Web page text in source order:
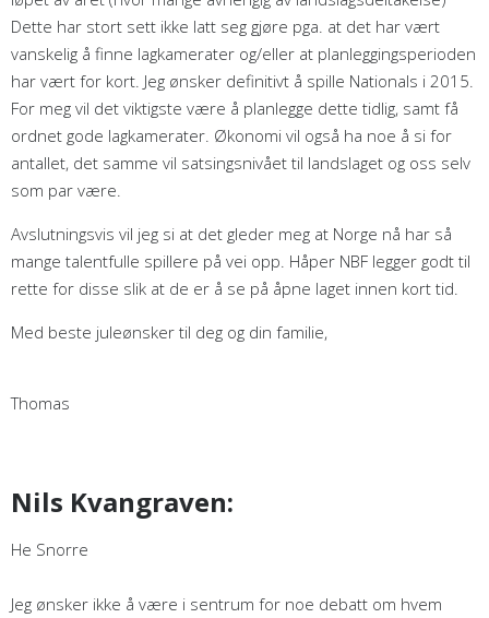
Dette har stort sett ikke latt seg gjøre pga. at det har vært
vanskelig å finne lagkamerater og/eller at planleggingsperioden
har vært for kort. Jeg ønsker definitivt å spille Nationals i 2015.
For meg vil det viktigste være å planlegge dette tidlig, samt få
ordnet gode lagkamerater. Økonomi vil også ha noe å si for
antallet, det samme vil satsingsnivået til landslaget og oss selv
som par være.
Avslutningsvis vil jeg si at det gleder meg at Norge nå har så
mange talentfulle spillere på vei opp. Håper NBF legger godt til
rette for disse slik at de er å se på åpne laget innen kort tid.
Med beste juleønsker til deg og din familie,
Thomas
Nils Kvangraven:
He Snorre
Jeg ønsker ikke å være i sentrum for noe debatt om hvem